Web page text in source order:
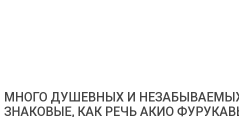
МНОГО ДУШЕВНЫХ И
ЗНАКОВЫЕ, КАК РЕЧЬ АКИО